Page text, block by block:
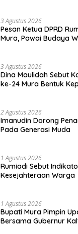
3 Agustus 2026
Pesan Ketua DPRD
Mura, Pawai Budaya
3 Agustus 2026
Dina Maulidah Sebut
ke-24 Mura Bentuk
2 Agustus 2026
Imanudin Dorong
Pada Generasi Muda
1 Agustus 2026
Rumiadi Sebut
Kesejahteraan Warga
1 Agustus 2026
Bupati Mura Pimpin
Bersama Gubernur